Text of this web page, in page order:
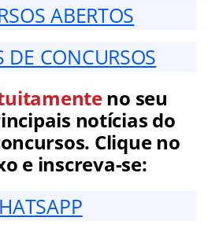
ABERTOS
DE CONCURSOS
no seu
notícias do
Clique no
e inscreva-se: